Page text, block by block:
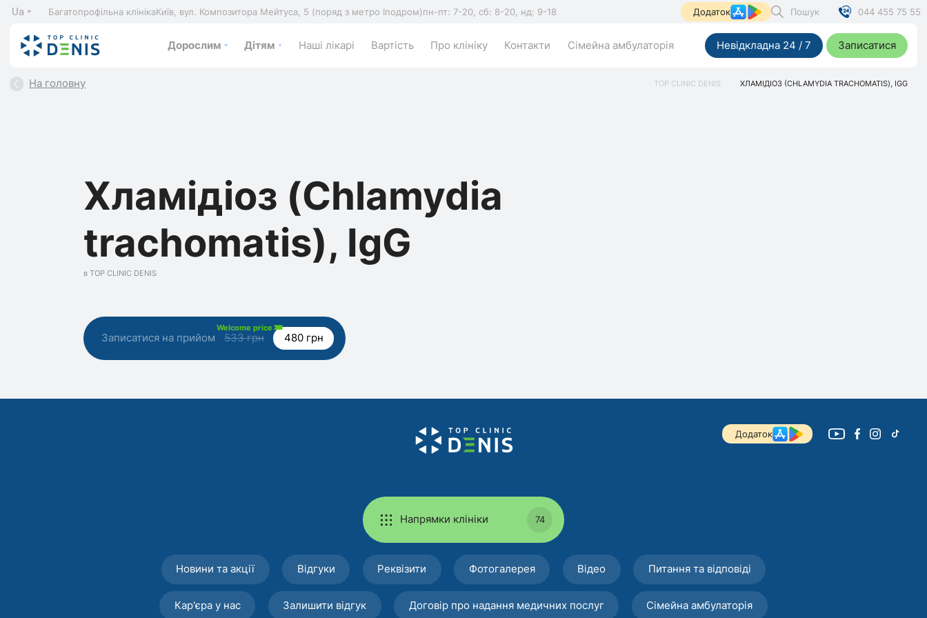
Ua Багатопрофільна клінікаКиїв, вул. Композитора Мейтуса, 5 (поряд з метро Іподром)пн-пт: 7-20, сб: 8-20, нд: 9-18 Додаток Пошук 044 455 75 55
Дорослим Дітям Наші лікарі Вартість Про клініку Контакти Сімейна амбулаторія Невідкладна 24 / 7 Записатися
На головну TOP CLINIC DENIS ХЛАМІДІОЗ (CHLAMYDIA TRACHOMATIS), IGG
Хламідіоз (Chlamydia
trachomatis), IgG
в TOP CLINIC DENIS
Записатися на прийом
Welcome price
533 грн 480 грн
Додаток
Напрямки клініки 74
Новини та акції Відгуки Реквізити Фотогалерея Відео Питання та відповіді
Кар'єра у нас Залишити відгук Договір про надання медичних послуг Сімейна амбулаторія